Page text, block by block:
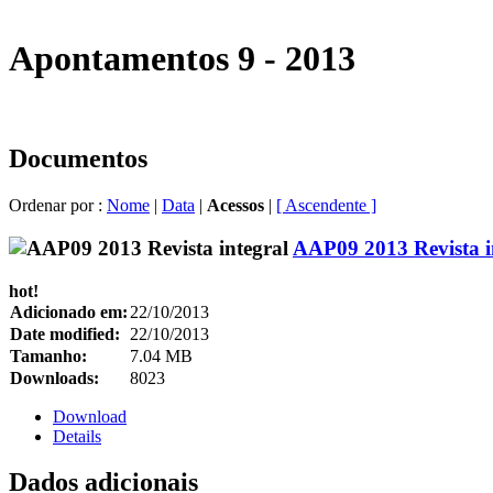
Apontamentos 9 - 2013
Documentos
Ordenar por : Nome | Data | Acessos | [ Ascendente ]
AAP09 2013 Revista
hot!
Adicionado em: 22/10/2013
Date modified:
22/10/2013
Tamanho:
7.04 MB
Downloads:
8023
Download
Details
Dados adicionais